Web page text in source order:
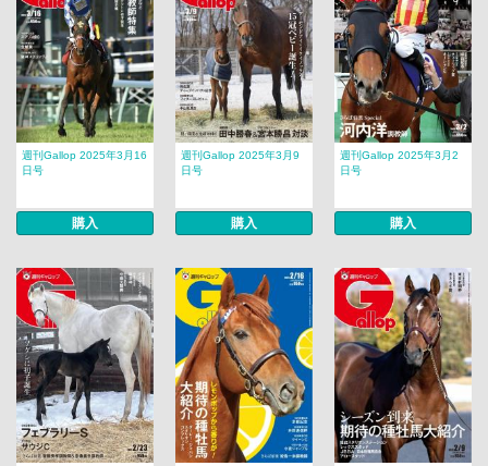
週刊Gallop 2025年3月16
日号
購入
週刊Gallop 2025年3月9
日号
購入
週刊Gallop 2025年3月2
日号
購入